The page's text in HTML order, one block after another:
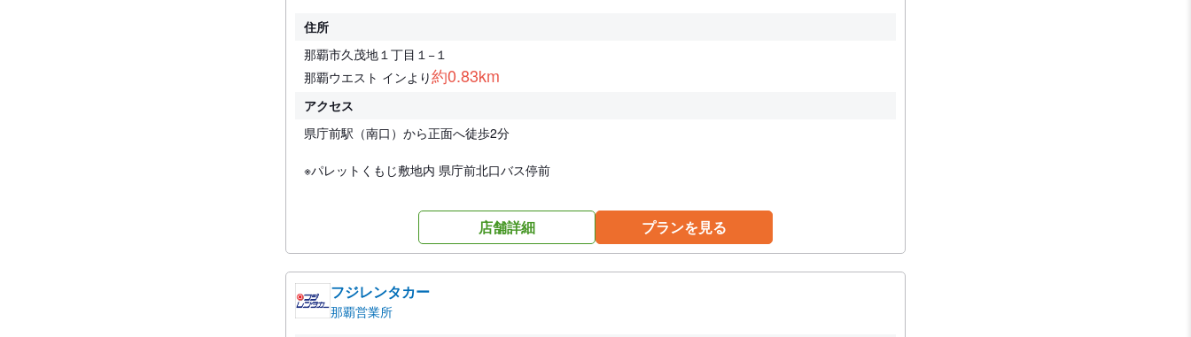
住所
那覇市久茂地１丁目１−１
那覇ウエスト インより約0.83km
アクセス
県庁前駅（南口）から正面へ徒歩2分
※パレットくもじ敷地内 県庁前北口バス停前
店舗詳細 プランを見る
フジレンタカー
那覇営業所